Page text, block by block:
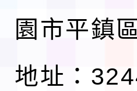
園市平鎮
地址：